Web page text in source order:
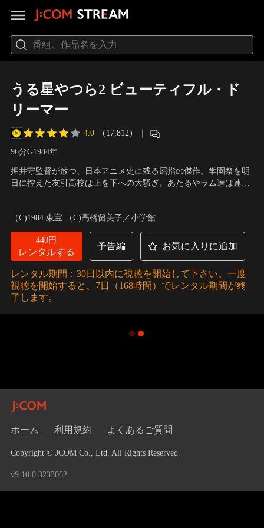
うる星やつら2 ビューティフル・ド
リーマー
4.0 （17,812） ｜
96分G1984年
押井守監督が放つ、日本アニメ史に残る屈指の傑作。学園祭を明
日に控えた友引高校は上を下への大騒ぎ。あたるやラム達は連日
員会を結成したあたる達が、面堂のハリアーに乗り込み宇宙から
町を見下ろすと…！
（C)1984 東宝 （C)高橋留美子／小学館
440円
レンタルする
予告編 お気に入りに追加
レンタル期間：30日以内に視聴を開始して下さい。一度
視聴を開始すると、7日（168時間）でレンタル期間が終
了します。
ホーム 利用規約 よくあるご質問
Copyright © JCOM Co., Ltd. All Rights Reserved.
v9.10.0.3233062